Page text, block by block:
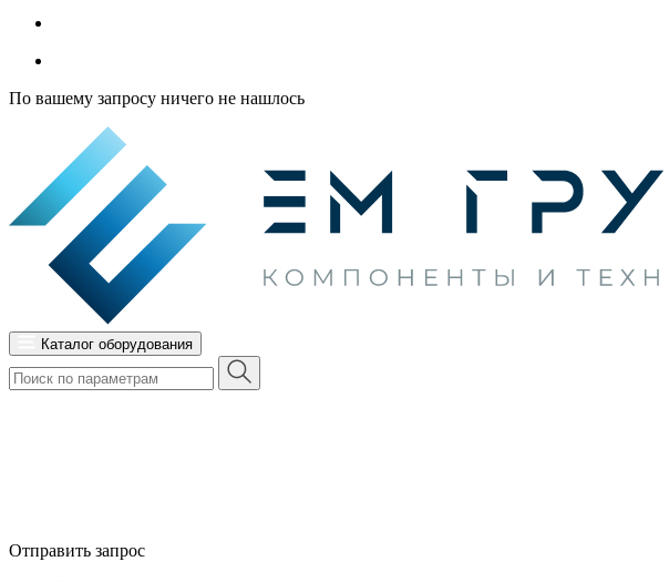
По вашему запросу ничего не нашлось
Каталог оборудования
Отправить запрос